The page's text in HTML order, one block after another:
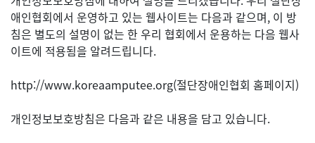
애인협회에서 운영하고 있는 웹사이트는 다음과 같으며, 이 방
침은 별도의 설명이 없는 한 우리 협회에서 운용하는 다음 웹사
이트에 적용됨을 알려드립니다.
http://www.koreaamputee.org(절단장애인협회 홈페이지)
개인정보보호방침은 다음과 같은 내용을 담고 있습니다.